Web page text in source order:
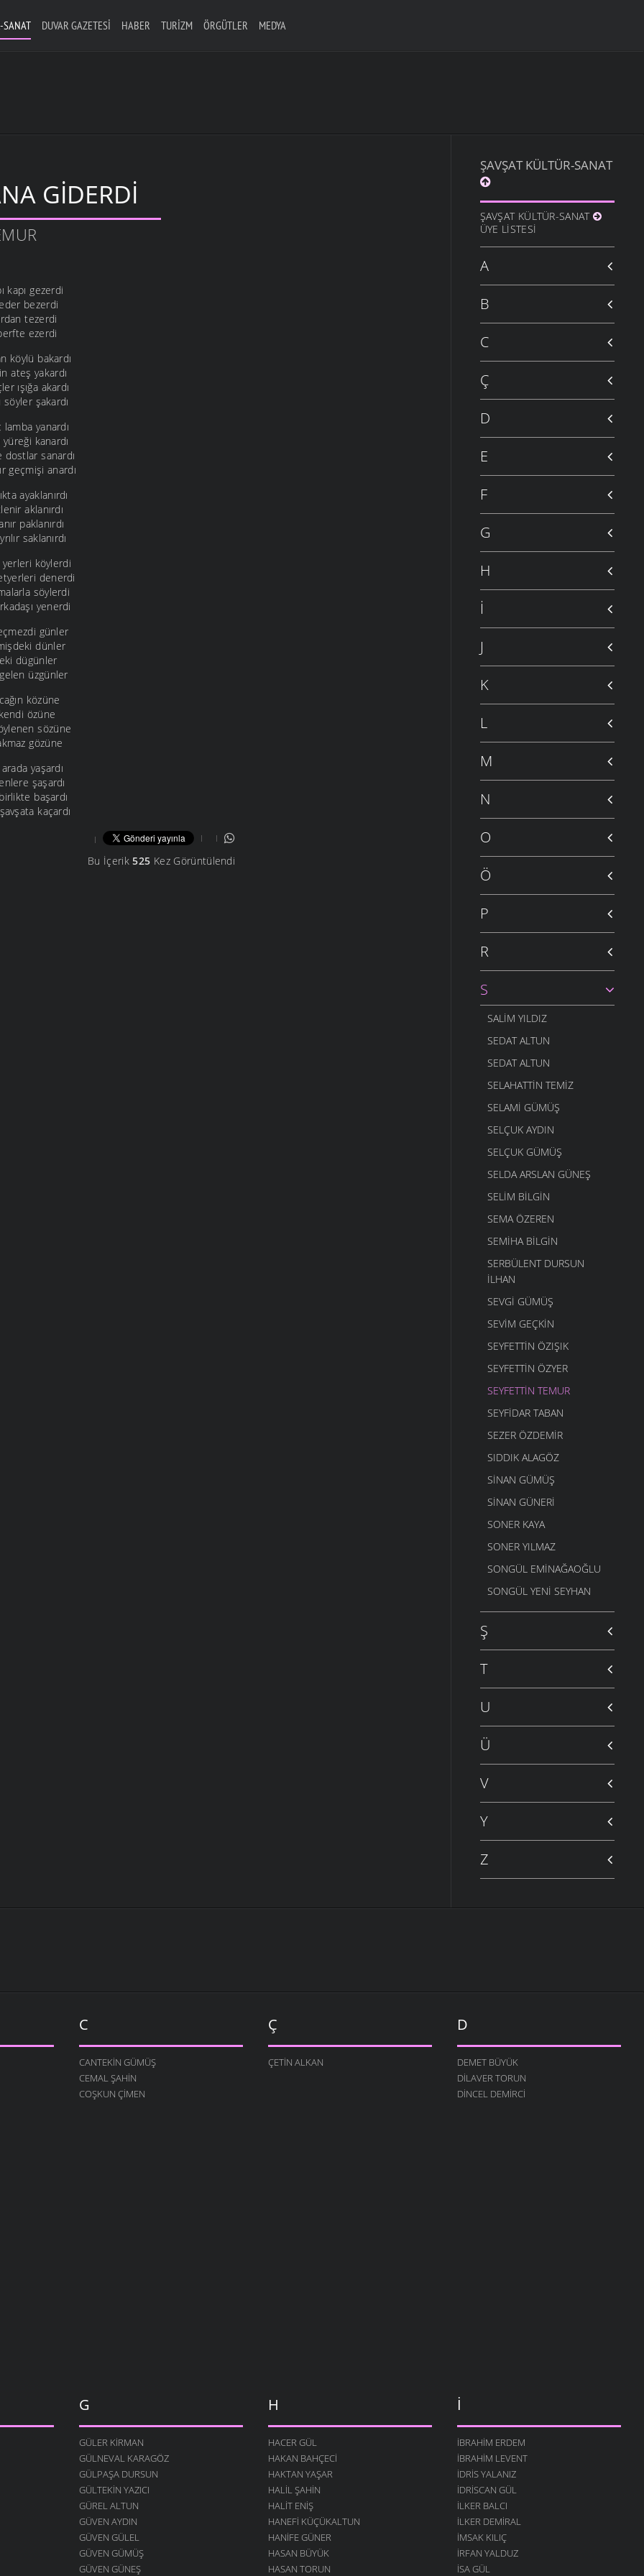
SANAT DUVAR GAZETESI HABER TURIZM ÖRGÜTLER MEDYA
GIDERDI
kapı gezerdi
bezerdi
tezerdi
ezerdi
köylü bakardı
ateş yakardı
ışığa akardı
şakardı
yanardı
yüreği kanardı
sanardı
geçmişi anardı
ayaklanırdı
aklanırdı
paklanırdı
saklanırdı
yerleri köylerdi
denerdi
söylerdi
yenerdi
günler
dünler
dügünler
üzgünler
közüne
özüne
sözüne
gözüne
yaşardı
şaşardı
başardı
kaçardı
Bu İçerik525 Kez Görüntülendi
ŞAVŞAT KÜLTÜR-SANAT
ŞAVŞAT KÜLTÜR-SANAT
ÜYE LISTESI
A
B
C
Ç
D
E
F
G
H
İ
J
K
L
M
N
O
Ö
P
R
S
SALIM YILDIZ
SEDAT ALTUN
SEDAT ALTUN
SELAHATTIN TEMIZ
SELAMI GÜMÜŞ
SELÇUK AYDIN
SELÇUK GÜMÜŞ
SELDA ARSLAN GÜNEŞ
SELIM BILGIN
SEMA ÖZEREN
SEMIHA BILGIN
SERBÜLENT DURSUN
İLHAN
SEVGI GÜMÜŞ
SEVIM GEÇKIN
SEYFETTIN ÖZIŞIK
SEYFETTIN ÖZYER
SEYFETTIN TEMUR
SEYFIDAR TABAN
SEZER ÖZDEMIR
SIDDIK ALAGÖZ
SINAN GÜMÜŞ
SINAN GÜNERI
SONER KAYA
SONER YILMAZ
SONGÜL EMINAĞAOĞLU
SONGÜL YENI SEYHAN
Ş
T
U
Ü
V
Y
Z
C
CANTEKIN GÜMÜŞ
CEMAL ŞAHIN
COŞKUN ÇIMEN
Ç
ÇETIN ALKAN
D
DEMET BÜYÜK
DILAVER TORUN
DINCEL DEMIRCI
G
GÜLER KIRMAN
GÜLNEVAL KARAGÖZ
GÜLPAŞA DURSUN
GÜLTEKIN YAZICI
GÜREL ALTUN
GÜVEN AYDIN
GÜVEN GÜLEL
GÜVEN GÜMÜŞ
GÜVEN GÜNEŞ
H
HACER GÜL
HAKAN BAHÇECI
HAKTAN YAŞAR
HALIL ŞAHIN
HALIT ENIŞ
HANEFI KÜÇÜKALTUN
HANIFE GÜNER
HASAN BÜYÜK
HASAN TORUN
İ
İBRAHIM ERDEM
İBRAHIM LEVENT
İDRIS YALANIZ
IDRISCAN GÜL
İLKER BALCI
İLKER DEMIRAL
İMSAK KILIÇ
İRFAN YALDUZ
ISA GÜL